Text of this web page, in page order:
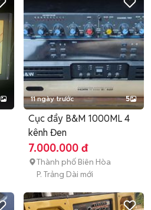
11 ngày trước 5
Cục đẩy B&M 1000ML 4
kênh Đen
7.000.000 đ
Thành phố Biên Hòa
P. Trảng Dài mới